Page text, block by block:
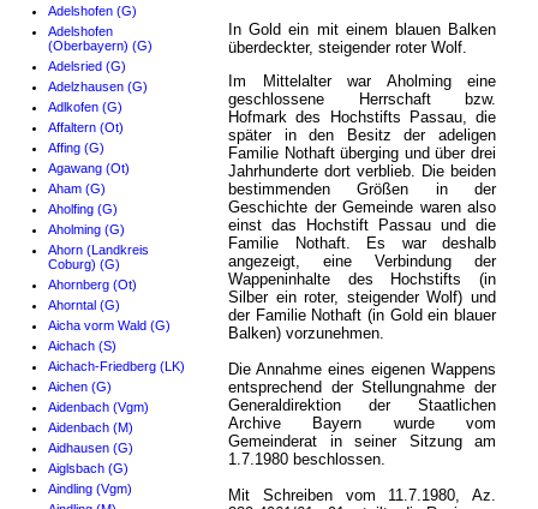
Adelshofen (G)
Adelshofen
(Oberbayern) (G)
Adelsried (G)
Adelzhausen (G)
Adlkofen (G)
Affaltern (Ot)
Affing (G)
Agawang (Ot)
Aham (G)
Aholfing (G)
Aholming (G)
Ahorn (Landkreis
Coburg) (G)
Ahornberg (Ot)
Ahorntal (G)
Aicha vorm Wald (G)
Aichach (S)
Aichach-Friedberg (LK)
Aichen (G)
Aidenbach (Vgm)
Aidenbach (M)
Aidhausen (G)
Aiglsbach (G)
Aindling (Vgm)
In Gold ein mit einem blauen Balken
überdeckter, steigender roter Wolf.
Im Mittelalter war Aholming eine
geschlossene Herrschaft bzw.
Hofmark des Hochstifts Passau, die
später in den Besitz der adeligen
Familie Nothaft überging und über drei
Jahrhunderte dort verblieb. Die beiden
bestimmenden Größen in der
Geschichte der Gemeinde waren also
einst das Hochstift Passau und die
Familie Nothaft. Es war deshalb
angezeigt, eine Verbindung der
Wappeninhalte des Hochstifts (in
Silber ein roter, steigender Wolf) und
der Familie Nothaft (in Gold ein blauer
Balken) vorzunehmen.
Die Annahme eines eigenen Wappens
entsprechend der Stellungnahme der
Generaldirektion der Staatlichen
Archive Bayern wurde vom
Gemeinderat in seiner Sitzung am
1.7.1980 beschlossen.
Mit Schreiben vom 11.7.1980, Az.